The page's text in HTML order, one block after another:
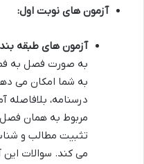
آزمون های نوبت اول:
آزمون های طبقه بندی
به صورت فصل به
به شما امکان می
درسنامه، بلافاصله
مربوط به همان فصل
تثبیت مطالب و